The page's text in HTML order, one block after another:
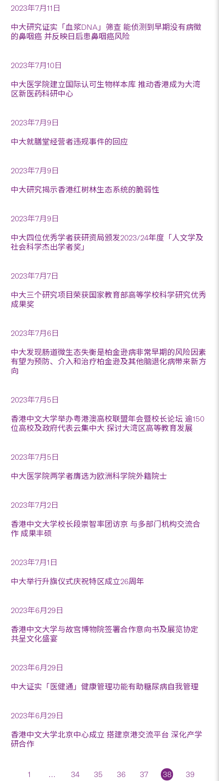
2023年7月11日
中大研究证实「血浆DNA」筛查 能侦测到早期没有病徵
的鼻咽癌 并反映日后患鼻咽癌风险
2023年7月10日
中大医学院建立国际认可生物样本库 推动香港成为大湾
区新医药科研中心
2023年7月9日
中大就膳堂经营者违规事件的回应
2023年7月9日
中大研究揭示香港红树林生态系统的脆弱性
2023年7月9日
中大四位优秀学者获研资局颁发2023/24年度「人文学及
社会科学杰出学者奖」
2023年7月7日
中大三个研究项目荣获国家教育部高等学校科学研究优秀
成果奖
2023年7月6日
中大发现肠道微生态失衡是柏金逊病非常早期的风险因素
有望为预防、介入和治疗柏金逊及其他脑退化病带来新方
向
2023年7月5日
香港中文大学举办粤港澳高校联盟年会暨校长论坛 逾150
位高校及政府代表云集中大 探讨大湾区高等教育发展
2023年7月5日
中大医学院两学者膺选为欧洲科学院外籍院士
2023年7月2日
香港中文大学校长段崇智率团访京 与多部门机构交流合
作 成果丰硕
2023年7月1日
中大举行升旗仪式庆祝特区成立26周年
2023年6月29日
香港中文大学与故宫博物院签署合作意向书及展览协定
共呈文化盛宴
2023年6月29日
中大证实「医健通」健康管理功能有助糖尿病自我管理
2023年6月29日
香港中文大学北京中心成立 搭建京港交流平台 深化产学
研合作
1 … 34 35 36 37 38
39